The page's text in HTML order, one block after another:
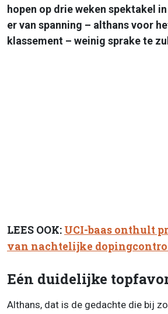
hopen op drie weken spektakel
er van spanning – althans voor
klassement – weinig sprake te
LEES OOK: UCI-baas onthult
van nachtelijke
Eén duidelijke
Althans, dat is de gedachte die bij